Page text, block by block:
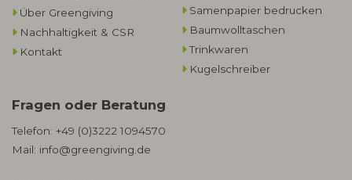
Über Greengiving
Nachhaltigkeit & CSR
Kontakt
Samenpapier bedrucken
Baumwolltaschen​
Trinkwaren
Kugelschreiber
Fragen oder Beratung
Telefon: +49 (0)3222 1094570
Mail: info@greengiving.de